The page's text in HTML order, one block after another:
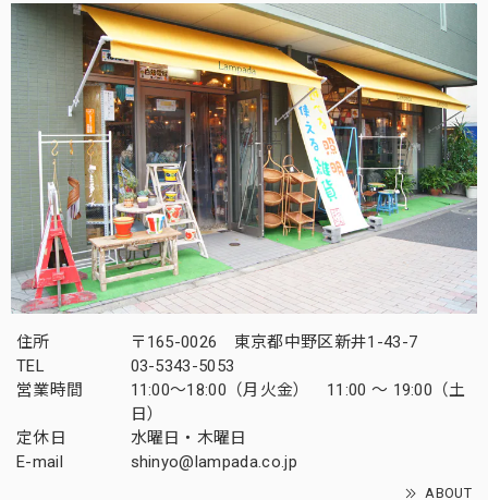
住所
〒165-0026 東京都中野区新井1-43-7
TEL
03-5343-5053
営業時間
11:00～18:00（月火金） 11:00 ～ 19:00（土
日）
定休日
水曜日・木曜日
E-mail
shinyo@lampada.co.jp
ABOUT